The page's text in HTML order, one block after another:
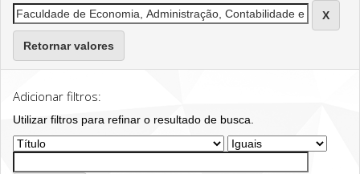
Retornar valores
Adicionar filtros:
Utilizar filtros para refinar o resultado de busca.